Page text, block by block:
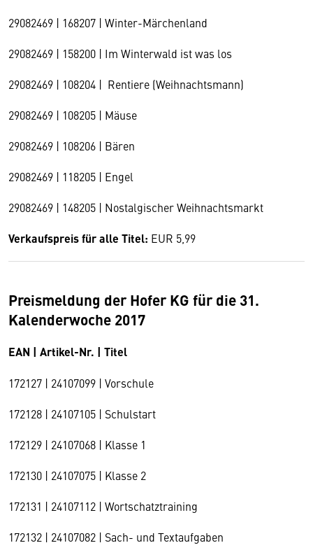
29082469 | 168207 | Winter-Märchenland
29082469 | 158200 | Im Winterwald ist was los
29082469 | 108204 | Rentiere (Weihnachtsmann)
29082469 | 108205 | Mäuse
29082469 | 108206 | Bären
29082469 | 118205 | Engel
29082469 | 148205 | Nostalgischer Weihnachtsmarkt
Verkaufspreis für alle Titel: EUR 5,99
Preismeldung der Hofer KG für die 31.
Kalenderwoche 2017
EAN | Artikel-Nr. | Titel
172127 | 24107099 | Vorschule
172128 | 24107105 | Schulstart
172129 | 24107068 | Klasse 1
172130 | 24107075 | Klasse 2
172131 | 24107112 | Wortschatztraining
172132 | 24107082 | Sach- und Textaufgaben